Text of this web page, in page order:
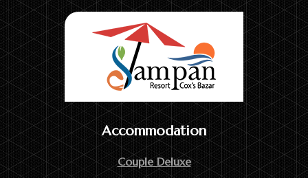
Accommodation
Couple Deluxe